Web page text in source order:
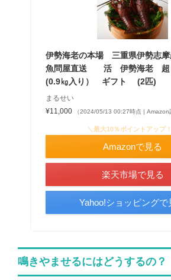
伊勢海老の本場 三重県伊勢志
魚問屋直送 活 伊勢海老 超
(0.9㎏入り） ギフト (2匹)
まるせい
¥11,000
（2024/05/13 00:27時点 | Amazon
＼最大10％ポイントアップ
Amazonで見る
楽天市場で見る
Yahoo!ショッピングで
鳴きやませるにはどうするの？